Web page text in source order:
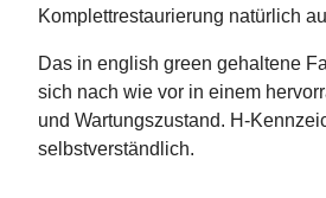
Komplettrestaurierung natürlich
Das in english green gehaltene
sich nach wie vor in einem
und Wartungszustand. H-
selbstverständlich.